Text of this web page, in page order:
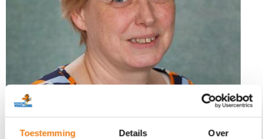
Toestemming Details Over